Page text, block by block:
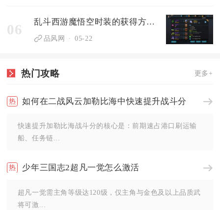
06 乱斗西游魔悟空时装的获得方式有哪些
品风网 05-22
热门攻略 更多+
如何在二战风云加勒比海中快速提升战斗分
快速提升加勒比海战斗分的核心是：前期速占港口刷运输
船、任务链...
少年三国志2超凡一觉怎么激活
超凡一觉需主角等级达120级，仅主角与金色及以上品质武
将可激...